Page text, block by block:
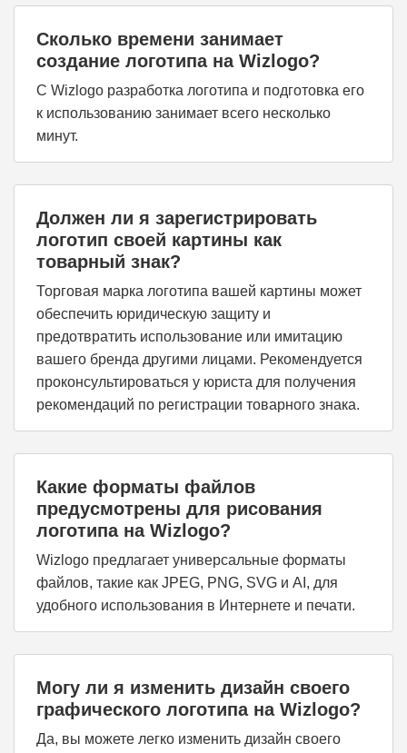
Сколько времени занимает
создание логотипа на Wizlogo?
С Wizlogo разработка логотипа и подготовка его
к использованию занимает всего несколько
минут.
Должен ли я зарегистрировать
логотип своей картины как
товарный знак?
Торговая марка логотипа вашей картины может
обеспечить юридическую защиту и
предотвратить использование или имитацию
вашего бренда другими лицами. Рекомендуется
проконсультироваться у юриста для получения
рекомендаций по регистрации товарного знака.
Какие форматы файлов
предусмотрены для рисования
логотипа на Wizlogo?
Wizlogo предлагает универсальные форматы
файлов, такие как JPEG, PNG, SVG и AI, для
удобного использования в Интернете и печати.
Могу ли я изменить дизайн своего
графического логотипа на Wizlogo?
Да, вы можете легко изменить дизайн своего